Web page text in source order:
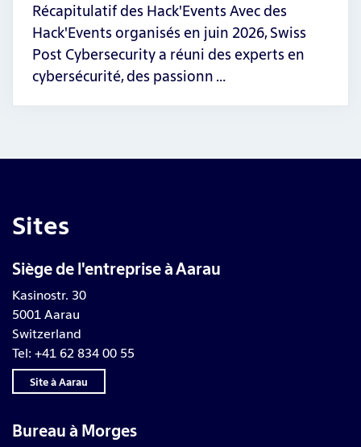
Récapitulatif des Hack'Events Avec des
Hack'Events organisés en juin 2026, Swiss
Post Cybersecurity a réuni des experts en
cybersécurité, des passionn …
Sites
Siège de l'entreprise à Aarau
Kasinostr. 30
5001 Aarau
Switzerland
Tel: +41 62 834 00 55
Site à Aarau
Bureau à Morges